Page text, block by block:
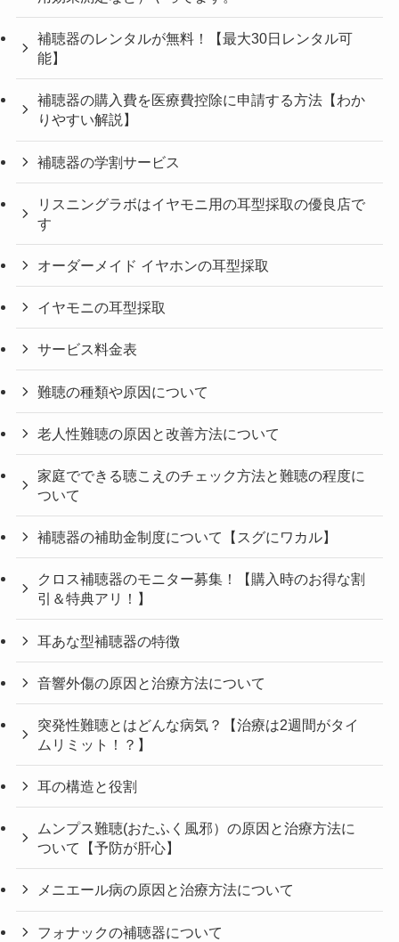
補聴器のレンタルが無料！【最大30日レンタル可
能】
補聴器の購入費を医療費控除に申請する方法【わか
りやすい解説】
補聴器の学割サービス
リスニングラボはイヤモニ用の耳型採取の優良店で
す
オーダーメイド イヤホンの耳型採取
イヤモニの耳型採取
サービス料金表
難聴の種類や原因について
老人性難聴の原因と改善方法について
家庭でできる聴こえのチェック方法と難聴の程度に
ついて
補聴器の補助金制度について【スグにワカル】
クロス補聴器のモニター募集！【購入時のお得な割
引＆特典アリ！】
耳あな型補聴器の特徴
音響外傷の原因と治療方法について
突発性難聴とはどんな病気？【治療は2週間がタイ
ムリミット！？】
耳の構造と役割
ムンプス難聴(おたふく風邪）の原因と治療方法に
ついて【予防が肝心】
メニエール病の原因と治療方法について
フォナックの補聴器について